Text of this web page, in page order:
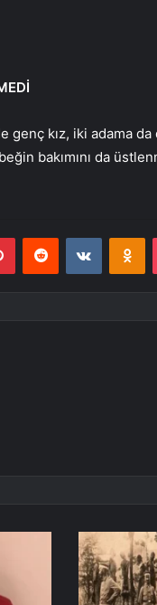
genç kız, iki adama
bakımını da
PinterestReddit